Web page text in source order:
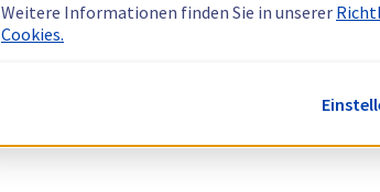
Weitere Informationen finden Sie in unserer
Cookies.